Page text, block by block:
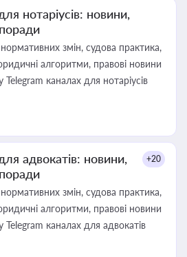
нотаріусів: новини,
змін, судова практика,
алгоритми, правові новини
каналах для нотаріусів
адвокатів: новини,
+20
змін, судова практика,
алгоритми, правові новини
каналах для адвокатів